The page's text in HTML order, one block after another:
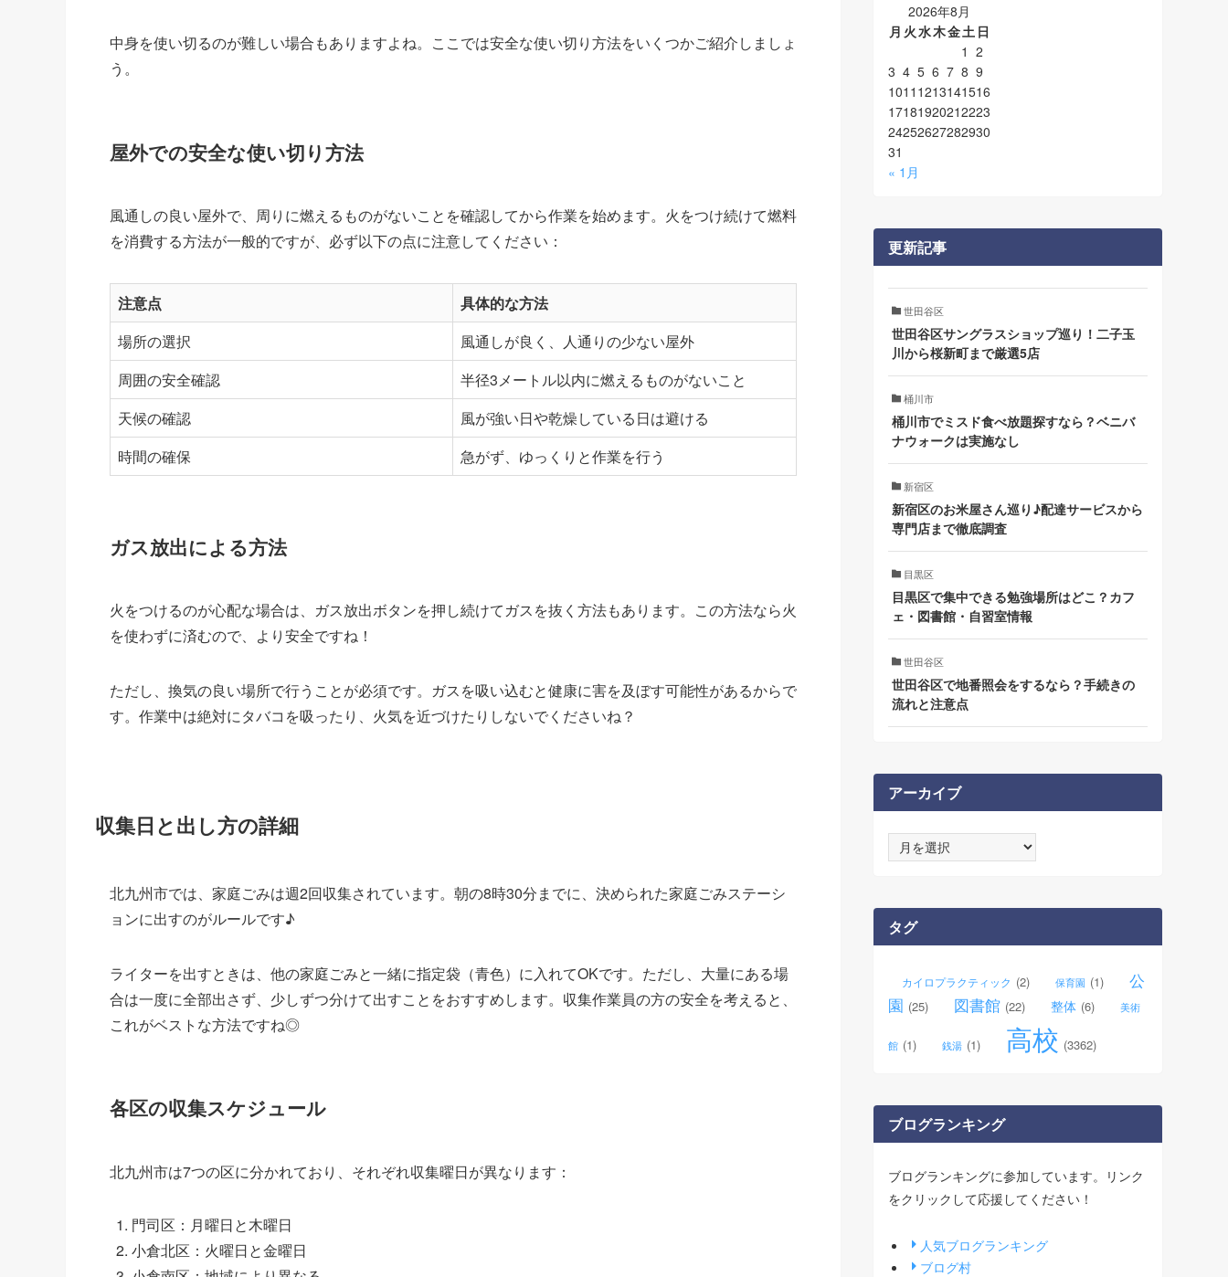
中身を使い切るのが難しい場合もありますよね。ここでは安全な使い切り方法をいくつかご紹介しましょ
う。
屋外での安全な使い切り方法
風通しの良い屋外で、周りに燃えるものがないことを確認してから作業を始めます。火をつけ続けて燃料
を消費する方法が一般的ですが、必ず以下の点に注意してください：
注意点
具体的な方法
場所の選択
風通しが良く、人通りの少ない屋外
周囲の安全確認
半径3メートル以内に燃えるものがないこと
天候の確認
風が強い日や乾燥している日は避ける
時間の確保
急がず、ゆっくりと作業を行う
ガス放出による方法
火をつけるのが心配な場合は、ガス放出ボタンを押し続けてガスを抜く方法もあります。この方法なら火
を使わずに済むので、より安全ですね！
ただし、換気の良い場所で行うことが必須です。ガスを吸い込むと健康に害を及ぼす可能性があるからで
す。作業中は絶対にタバコを吸ったり、火気を近づけたりしないでくださいね？
収集日と出し方の詳細
北九州市では、家庭ごみは週2回収集されています。朝の8時30分までに、決められた家庭ごみステーシ
ョンに出すのがルールです♪
ライターを出すときは、他の家庭ごみと一緒に指定袋（青色）に入れてOKです。ただし、大量にある場
合は一度に全部出さず、少しずつ分けて出すことをおすすめします。収集作業員の方の安全を考えると、
これがベストな方法ですね◎
各区の収集スケジュール
北九州市は7つの区に分かれており、それぞれ収集曜日が異なります：
門司区：月曜日と木曜日
小倉北区：火曜日と金曜日
2026年8月
月 火水木金土 日
1 2
3 4 5 6 7 8 9
1011 1213141516
17181920212223
24252627282930
31
« 1月
更新記事
世田谷区
世田谷区サングラスショップ巡り！二子玉
川から桜新町まで厳選5店
桶川市
桶川市でミスド食べ放題探すなら？ベニバ
ナウォークは実施なし
新宿区
新宿区のお米屋さん巡り♪配達サービスから
専門店まで徹底調査
目黒区
目黒区で集中できる勉強場所はどこ？カフ
ェ・図書館・自習室情報
世田谷区
世田谷区で地番照会をするなら？手続きの
流れと注意点
アーカイブ
ー
ブ
タグ
カイロプラクティック (2) 保育園 (1)
公
園 (25) 図書館 (22) 整体 (6) 美術
館 (1) 銭湯 (1) 高校 (3362)
ブログランキング
ブログランキングに参加しています。リンク
をクリックして応援してください！
人気ブログランキング
ブログ村